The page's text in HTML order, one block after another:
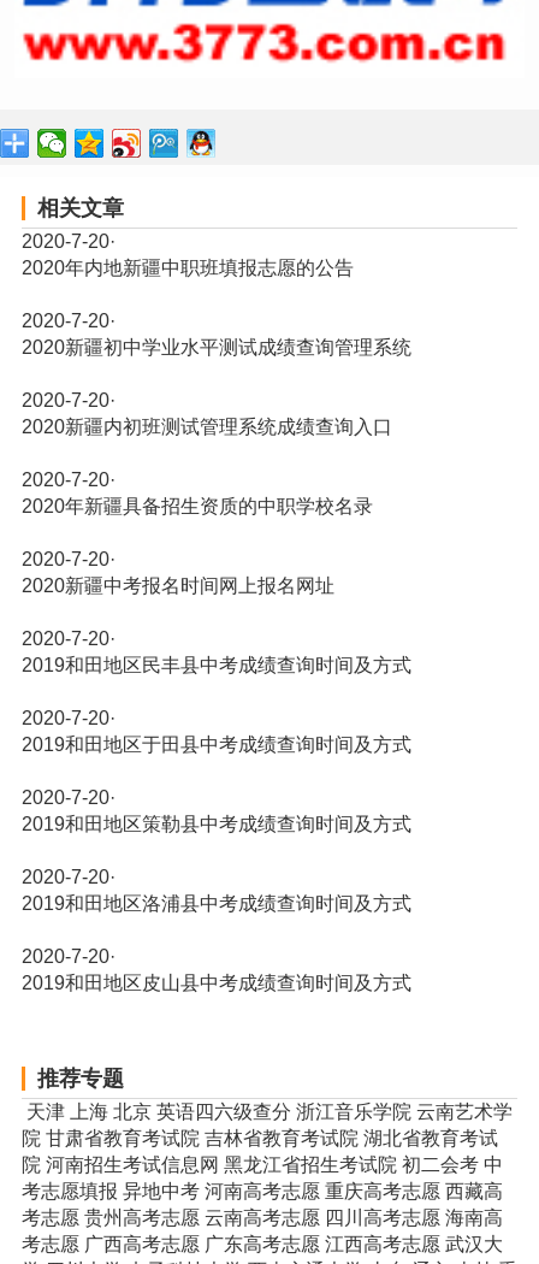
相关文章
2020-7-20·
2020年内地新疆中职班填报志愿的公告
2020-7-20·
2020新疆初中学业水平测试成绩查询管理系统
2020-7-20·
2020新疆内初班测试管理系统成绩查询入口
2020-7-20·
2020年新疆具备招生资质的中职学校名录
2020-7-20·
2020新疆中考报名时间网上报名网址
2020-7-20·
2019和田地区民丰县中考成绩查询时间及方式
2020-7-20·
2019和田地区于田县中考成绩查询时间及方式
2020-7-20·
2019和田地区策勒县中考成绩查询时间及方式
2020-7-20·
2019和田地区洛浦县中考成绩查询时间及方式
2020-7-20·
2019和田地区皮山县中考成绩查询时间及方式
推荐专题
天津 上海 北京 英语四六级查分 浙江音乐学院 云南艺术学
院 甘肃省教育考试院 吉林省教育考试院 湖北省教育考试
院 河南招生考试信息网 黑龙江省招生考试院 初二会考 中
考志愿填报 异地中考 河南高考志愿 重庆高考志愿 西藏高
考志愿 贵州高考志愿 云南高考志愿 四川高考志愿 海南高
考志愿 广西高考志愿 广东高考志愿 江西高考志愿 武汉大